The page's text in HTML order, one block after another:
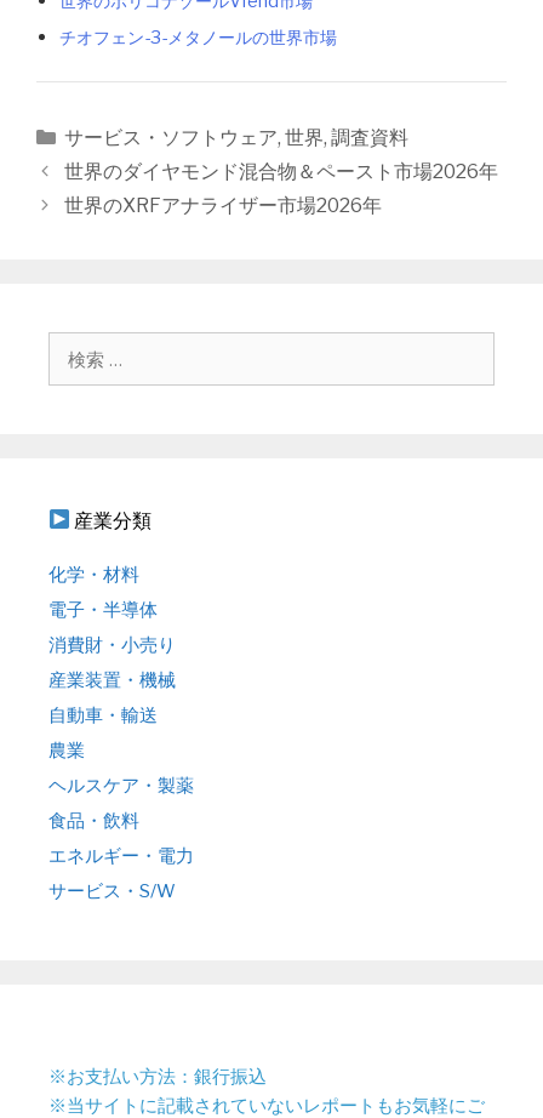
チオフェン-3-メタノールの世界市場
カ
テ
ゴ
サービス・ソフトウェア, 世界, 調査資料
投
稿
世界のダイヤモンド混合物＆ペースト市場2026年
世界のXRFアナライザー市場2026年
産業分類
化学・材料
電子・半導体
消費財・小売り
産業装置・機械
自動車・輸送
農業
ヘルスケア・製薬
食品・飲料
エネルギー・電力
サービス・S/W
※お支払い方法：銀行振込
※当サイトに記載されていないレポートもお気軽にご